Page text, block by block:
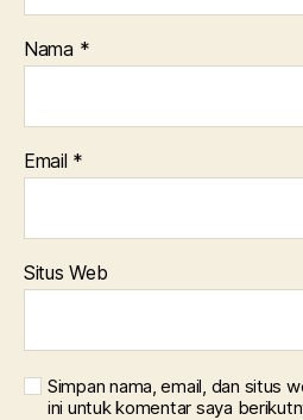
Nama *
Email *
Situs Web
Simpan nama, email, dan situs
ini untuk komentar saya